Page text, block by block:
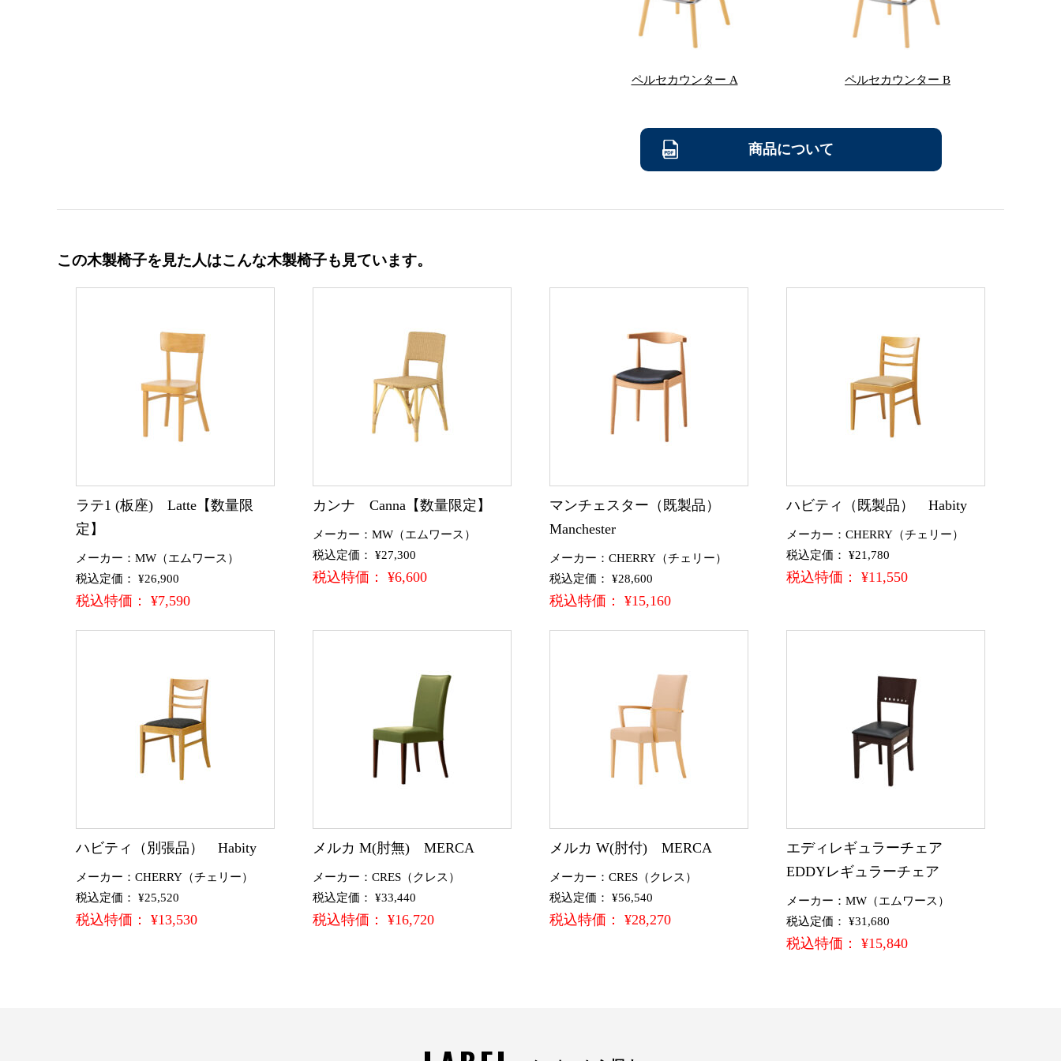
ペルセカウンター A ペルセカウンター B
商品について
この木製椅子を見た人はこんな木製椅子も見ています。
ラテ1 (板座) Latte【数量限
定】
メーカー：MW（エムワース）
税込定価： ¥26,900
税込特価： ¥7,590
カンナ Canna【数量限定】
メーカー：MW（エムワース）
税込定価： ¥27,300
税込特価： ¥6,600
マンチェスター（既製品）
Manchester
メーカー：CHERRY（チェリー）
税込定価： ¥28,600
税込特価： ¥15,160
ハビティ（既製品） Habity
メーカー：CHERRY（チェリー）
税込定価： ¥21,780
税込特価： ¥11,550
ハビティ（別張品） Habity
メーカー：CHERRY（チェリー）
税込定価： ¥25,520
税込特価： ¥13,530
メルカ M(肘無) MERCA
メーカー：CRES（クレス）
税込定価： ¥33,440
税込特価： ¥16,720
メルカ W(肘付) MERCA
メーカー：CRES（クレス）
税込定価： ¥56,540
税込特価： ¥28,270
エディレギュラーチェア
EDDYレギュラーチェア
メーカー：MW（エムワース）
税込定価： ¥31,680
税込特価： ¥15,840